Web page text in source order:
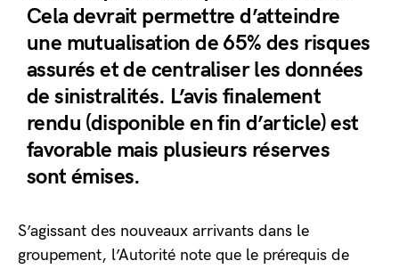
Cela devrait permettre d’atteindre
une mutualisation de 65% des risques
assurés et de centraliser les données
de sinistralités. L’avis finalement
rendu (disponible en fin d’article) est
favorable mais plusieurs réserves
sont émises.
S’agissant des nouveaux arrivants dans le
groupement, l’Autorité note que le prérequis de